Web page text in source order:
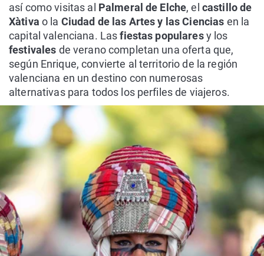
así como visitas al Palmeral de Elche, el castillo de
Xàtiva o la Ciudad de las Artes y las Ciencias en la
capital valenciana. Lasfiestas popularesy los
festivales de verano completan una oferta que,
según Enrique, convierte al territorio de la región
valenciana en un destino con numerosas
alternativas para todos los perfiles de viajeros.